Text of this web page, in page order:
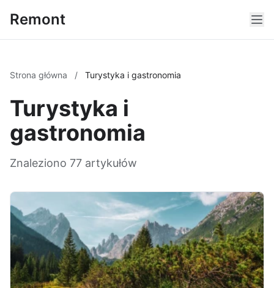
Remont
Strona główna / Turystyka i gastronomia
Turystyka i
gastronomia
Znaleziono 77 artykułów